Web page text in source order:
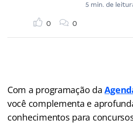
5 min. de
0 0
Com a programação da
você complementa e
conhecimentos para